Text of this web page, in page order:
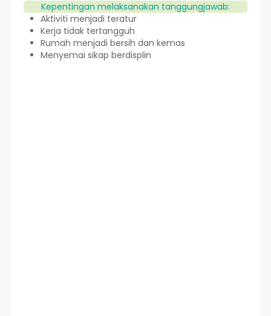
Kepentingan melaksanakan tanggungjawab:
Aktiviti menjadi teratur
Kerja tidak tertangguh
Rumah menjadi bersih dan kemas
Menyemai sikap berdisplin